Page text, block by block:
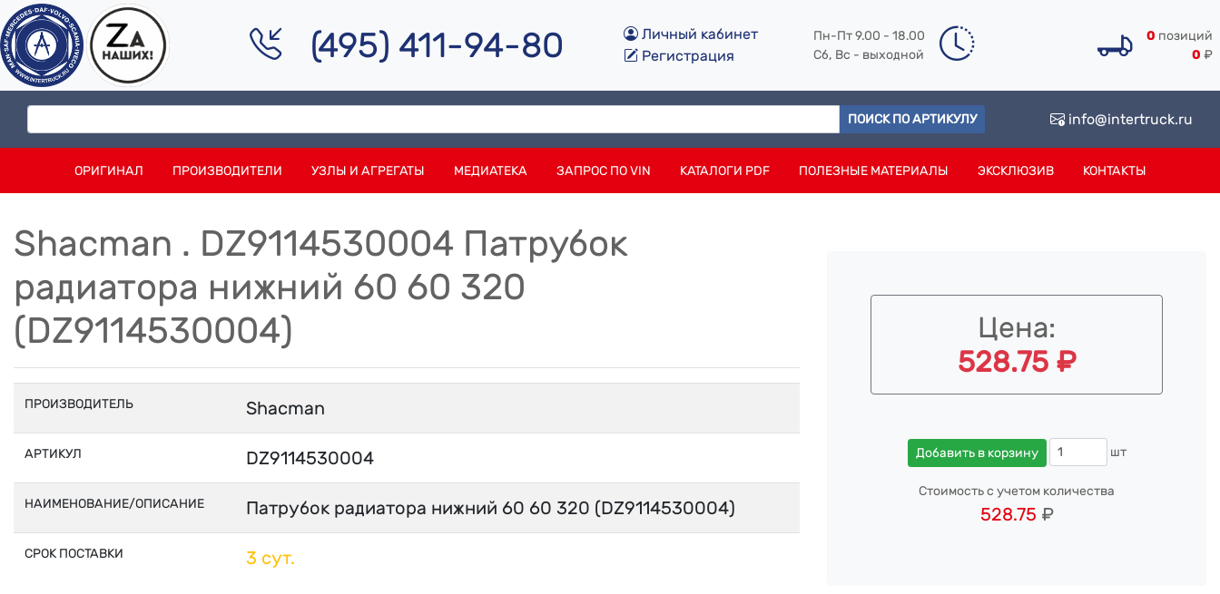
(495) 411-94-80
Личный кабинет
Регистрация
Пн-Пт 9.00 - 18.00
Сб, Вс - выходной
0 позиций
0 ₽
ПОИСК ПО АРТИКУЛУ info@intertruck.ru
ОРИГИНАЛ ПРОИЗВОДИТЕЛИ УЗЛЫ И АГРЕГАТЫ МЕДИАТЕКА ЗАПРОС ПО VIN КАТАЛОГИ PDF ПОЛЕЗНЫЕ МАТЕРИАЛЫ ЭКСКЛЮЗИВ КОНТАКТЫ
Shacman . DZ9114530004 Патрубок
радиатора нижний 60 60 320
(DZ9114530004)
ПРОИЗВОДИТЕЛЬ Shacman
АРТИКУЛ DZ9114530004
НАИМЕНОВАНИЕ/ОПИСАНИЕ Патрубок радиатора нижний 60 60 320 (DZ9114530004)
СРОК ПОСТАВКИ 3 сут.
Цена:
528.75 ₽
Добавить в корзину шт
Стоимость с учетом количества
528.75 ₽